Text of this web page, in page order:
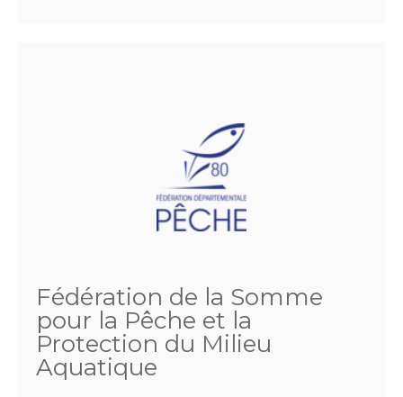
Fédération de la Somme
pour la Pêche et la
Protection du Milieu
Aquatique